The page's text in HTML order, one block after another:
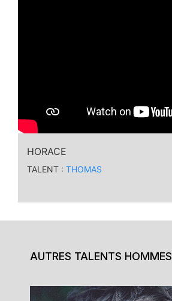
HORACE
TALENT : THOMAS
AUTRES TALENTS HOMMES